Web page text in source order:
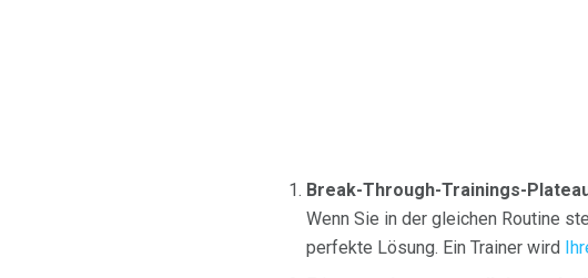
Break-Through-Trainings-
Wenn Sie in der gleichen Routine
perfekte Lösung. Ein Trainer wird